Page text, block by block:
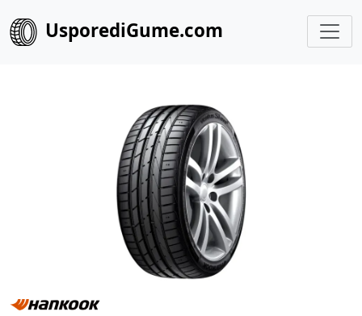
UsporediGume.com